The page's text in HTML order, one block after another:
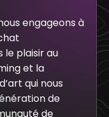
engageons à
le plaisir au
et la
qui nous
de
de